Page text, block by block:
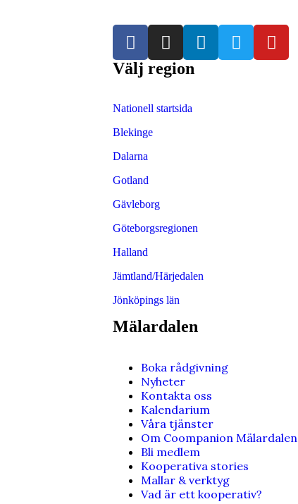
Välj region
Nationell startsida
Blekinge
Dalarna
Gotland
Gävleborg
Göteborgsregionen
Halland
Jämtland/Härjedalen
Jönköpings län
Mälardalen
Boka rådgivning
Nyheter
Kontakta oss
Kalendarium
Våra tjänster
Om Coompanion Mälardalen
Bli medlem
Kooperativa stories
Mallar & verktyg
Vad är ett kooperativ?